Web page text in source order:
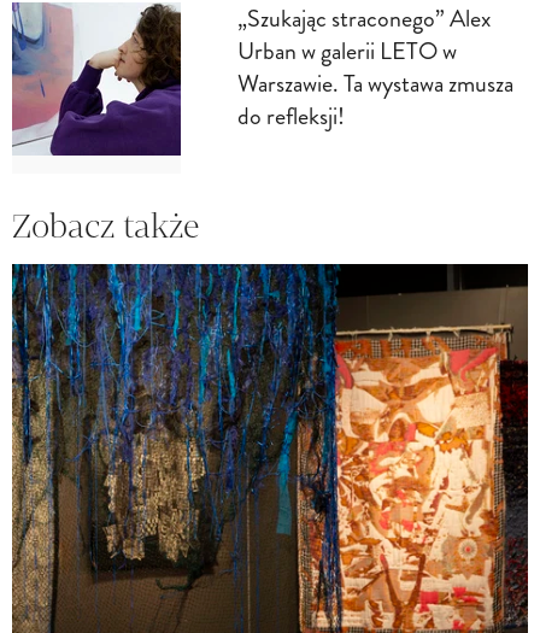
„Szukając straconego” Alex
Urban w galerii LETO w
Warszawie. Ta wystawa zmusza
do refleksji!
Zobacz także